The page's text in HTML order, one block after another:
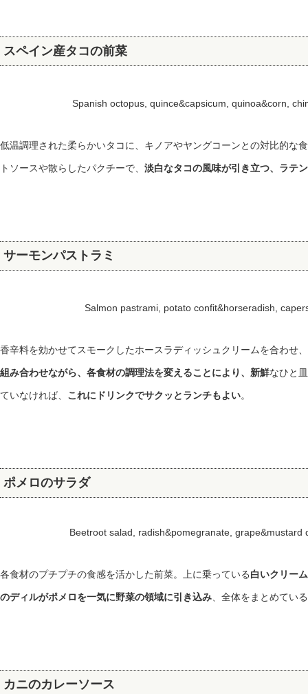
スペイン産タコの前菜
Spanish octopus, quince&capsicum, quinoa&corn,
低温調理された柔らかいタコに、キノアやヤングコーンとの対比的な
トソースや散らしたパクチーで、 淡白なタコの風味が引き立つ、ラテ
サーモンパストラミ
Salmon pastrami, potato confit&horseradish,
香辛料を効かせてスモークしたホースラディッシュクリームを合わせ
組み合わせながら、各食材の調理法を変えることにより、新鮮なひと
ていなければ、 これにドリンクでサクッとランチもよい。
ポメロのサラダ
Beetroot salad, radish&pomegranate, grape&mustard
各食材のプチプチの食感を活かした前菜。上に乗っている白いクリー
のディルがポメロを一気に野菜の領域に引き込み 、全体をまとめてい
カニのカレーソース